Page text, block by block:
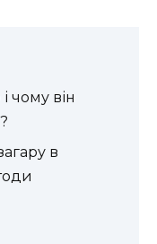
чому він
в